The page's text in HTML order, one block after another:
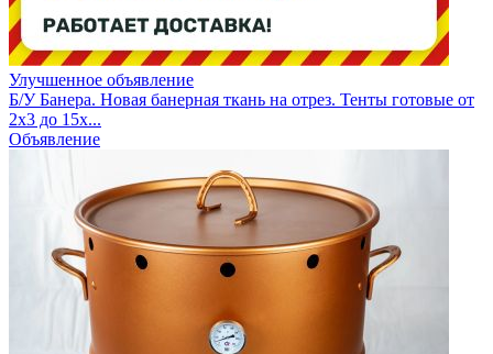
Улучшенное объявление
Б/У Банера. Новая банерная ткань на отрез. Тенты готовые от
2х3 до 15х...
Объявление